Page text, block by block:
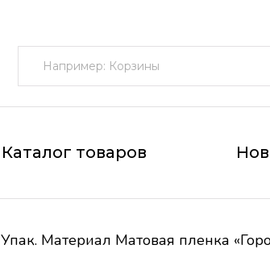
Каталог товаров
Упак. Материал Матовая пленка